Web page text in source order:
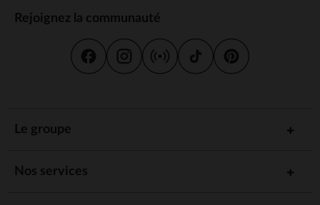
Rejoignez la communauté
Le groupe
Nos services